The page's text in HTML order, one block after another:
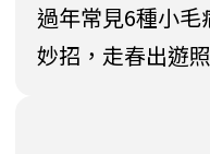
過年常見6種小
妙招，走春出遊